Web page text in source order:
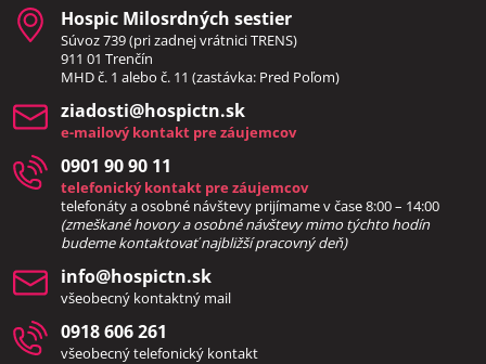
Hospic Milosrdných sestier
Súvoz 739 (pri zadnej vrátnici TRENS)
911 01 Trenčín
MHD č. 1 alebo č. 11 (zastávka: Pred Poľom)
ziadosti​@hospictn​.sk
e-mailový kontakt pre záujemcov
0901 90 90 11
telefonický kontakt pre záujemcov
telefonáty a osobné návštevy prijímame v čase 8:00 – 14:00
(zmeškané hovory a osobné návštevy mimo týchto hodín
budeme kontaktovať najbližší pracovný deň)
info​@hospictn​.sk
všeobecný kontaktný mail
0918 606 261
všeobecný telefonický kontakt